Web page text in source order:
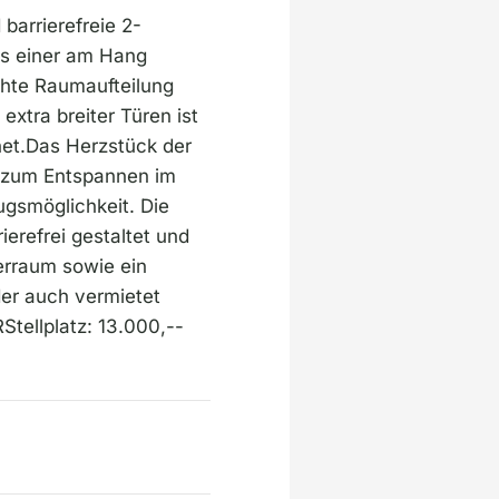
barrierefreie 2-
einer am Hang
Raumaufteilung
breiter Türen ist
Herzstück der
Entspannen im
Die
gestaltet und
sowie ein
auch vermietet
13.000,--